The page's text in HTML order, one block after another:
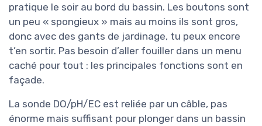
pratique le soir au bord du bassin. Les boutons sont
un peu « spongieux » mais au moins ils sont gros,
donc avec des gants de jardinage, tu peux encore
t’en sortir. Pas besoin d’aller fouiller dans un menu
caché pour tout : les principales fonctions sont en
façade.
La sonde DO/pH/EC est reliée par un câble, pas
énorme mais suffisant pour plonger dans un bassin